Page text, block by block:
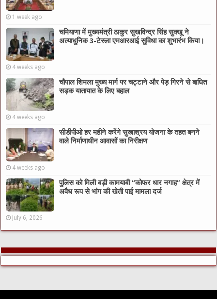
1 week ago
चमियाणा में मुख्यमंत्री ठाकुर सुखविन्द्र सिंह सुक्खू ने
अत्याधुनिक 3-टेस्ला एमआरआई सुविधा का शुभारंभ किया।
4 weeks ago
चौपाल शिमला मुख्य मार्ग पर चट्टाने और पेड़ गिरने से बाधित
सड़क यातायात के लिए बहाल
4 weeks ago
सीडीपीओ हर महीने करेंगे सुखाश्रय योजना के तहत बनने
वाले निर्माणाधीन आवासों का निरीक्षण
4 weeks ago
पुलिस को मिली बड़ी कामयाबी “कोफर धार नगाह” क्षेत्र में
अवैध रूप से भांग की खेती पाई मामला दर्ज
July 6, 2026